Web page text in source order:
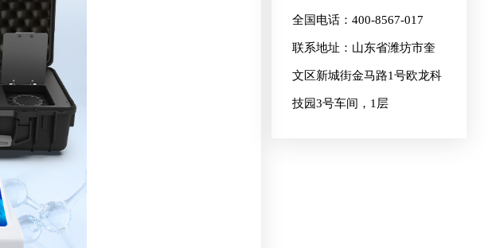
全国电话：400-8567-017
联系地址：山东省潍坊市奎
文区新城街金马路1号欧龙科
技园3号车间，1层